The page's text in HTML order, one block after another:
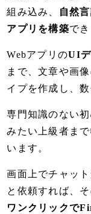
組み込み、
自然
アプリを構築で
WebアプリのUI
まで、文章や画
イプを作成し、
専門知識のない
みたい上級者ま
います。
画面上でチャッ
と依頼すれば、
ワンクリックで